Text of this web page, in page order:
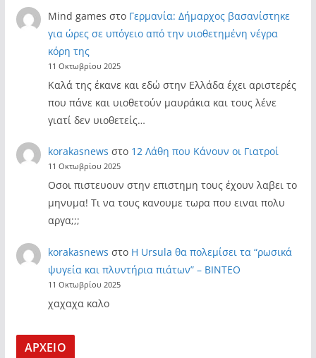
Mind games στο Γερμανία: Δήμαρχος βασανίστηκε
για ώρες σε υπόγειο από την υιοθετημένη νέγρα
κόρη της
11 Οκτωβρίου 2025
Καλά της έκανε και εδώ στην Ελλάδα έχει αριστερές
που πάνε και υιοθετούν μαυράκια και τους λένε
γιατί δεν υιοθετείς…
korakasnews στο 12 Λάθη που Κάνουν οι Γιατροί
11 Οκτωβρίου 2025
Οσοι πιστευουν στην επιστημη τους έχουν λαβει το
μηνυμα! Τι να τους κανουμε τωρα που ειναι πολυ
αργα;;;
korakasnews στο Η Ursula θα πολεμίσει τα “ρωσικά
ψυγεία και πλυντήρια πιάτων” – ΒΙΝΤΕΟ
11 Οκτωβρίου 2025
χαχαχα καλο
ΑΡΧΕΙΟ